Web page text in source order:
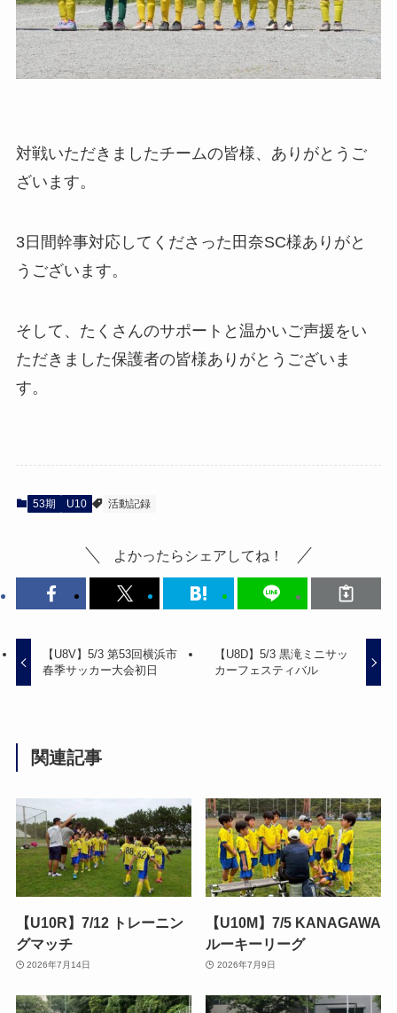
対戦いただきましたチームの皆様、ありがとうご
ざいます。
3日間幹事対応してくださった田奈SC様ありがと
うございます。
そして、たくさんのサポートと温かいご声援をい
ただきました保護者の皆様ありがとうございま
す。
53期 U10 活動記録
よかったらシェアしてね！
【U8V】5/3 第53回横浜市
春季サッカー大会初日
【U8D】5/3 黒滝ミニサッ
カーフェスティバル
関連記事
【U10R】7/12 トレーニン
グマッチ
2026年7月14日
【U10M】7/5 KANAGAWA
ルーキーリーグ
2026年7月9日